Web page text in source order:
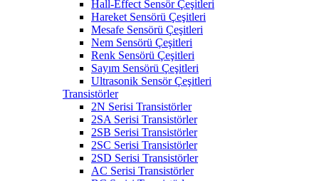
Hall-Effect Sensör Çeşitleri
Hareket Sensörü Çeşitleri
Mesafe Sensörü Çeşitleri
Nem Sensörü Çeşitleri
Renk Sensörü Çeşitleri
Sayım Sensörü Çeşitleri
Ultrasonik Sensör Çeşitleri
Transistörler
2N Serisi Transistörler
2SA Serisi Transistörler
2SB Serisi Transistörler
2SC Serisi Transistörler
2SD Serisi Transistörler
AC Serisi Transistörler